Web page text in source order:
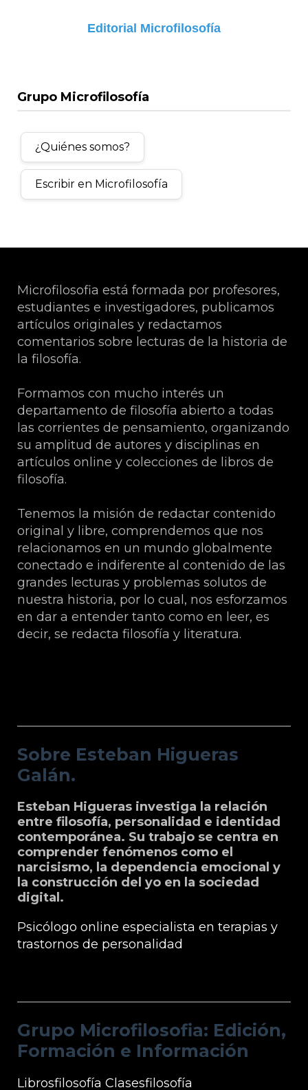
Editorial Microfilosofía
Grupo Microfilosofía
¿Quiénes somos?
Escribir en Microfilosofía
Microfilosofia está formada por profesores,
estudiantes e investigadores, publicamos
artículos originales y redactamos
comentarios sobre lecturas de la historia de
la filosofía.
Formamos con mucho interés un
departamento de filosofía abierto a todas
las corrientes de pensamiento, organizando
su amplitud de autores y disciplinas en
artículos online y colecciones de libros de
filosofía.
Tenemos la misión de redactar contenido
original y libre, comprendemos que nos
relacionamos en un mundo globalmente
conectado e indiferente al contenido de las
grandes lecturas y problemas solutos de
nuestra historia, por lo cual, nos esforzamos
en dar a entender tanto como en leer, es
decir, se redacta filosofía y literatura.
Sobre Esteban Higueras
Galán.
Esteban Higueras investiga la relación
entre filosofía, personalidad e identidad
contemporánea. Su trabajo se centra en
comprender fenómenos como el
narcisismo, la dependencia emocional y
la construcción del yo en la sociedad
digital.
Psicólogo online especialista en terapias y
trastornos de personalidad
Grupo Microfilosofia: Edición,
Formación e Información
Librosfilosofía Clasesfilosofía